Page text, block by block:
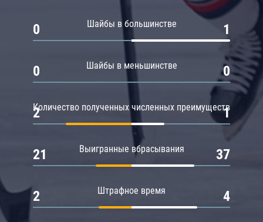
Шайбы в большинстве
0 1
Шайбы в меньшинстве
0 0
Количество полученных численных преимуществ
2 1
Выигранные вбрасывания
21 37
Штрафное время
2 4